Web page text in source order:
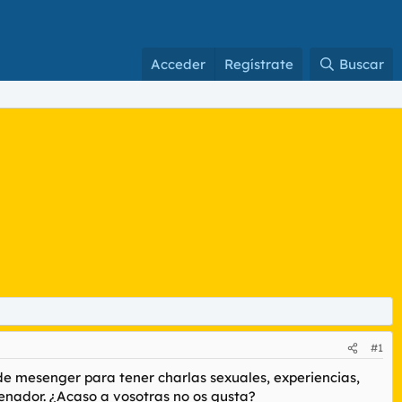
Acceder Regístrate Buscar
#1
mesenger para tener charlas sexuales, experiencias,
¿Acaso a vosotras no os gusta?